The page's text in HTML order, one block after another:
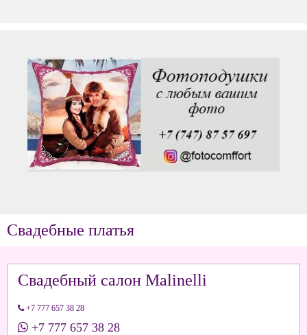
Свадебные платья
Свадебный салон Malinelli
+7 777 657 38 28
+7 777 657 38 28